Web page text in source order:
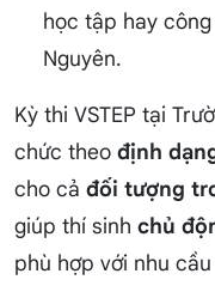
học tập hay
Nguyên.
Kỳ thi VSTEP tại
chức theo định
cho cả đối tượng
giúp thí sinh chủ
phù hợp với nhu